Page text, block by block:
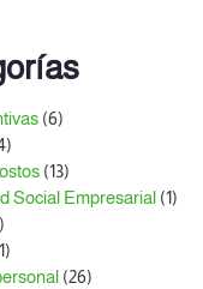
(6)
(13)
Social Empresarial(1)
(26)